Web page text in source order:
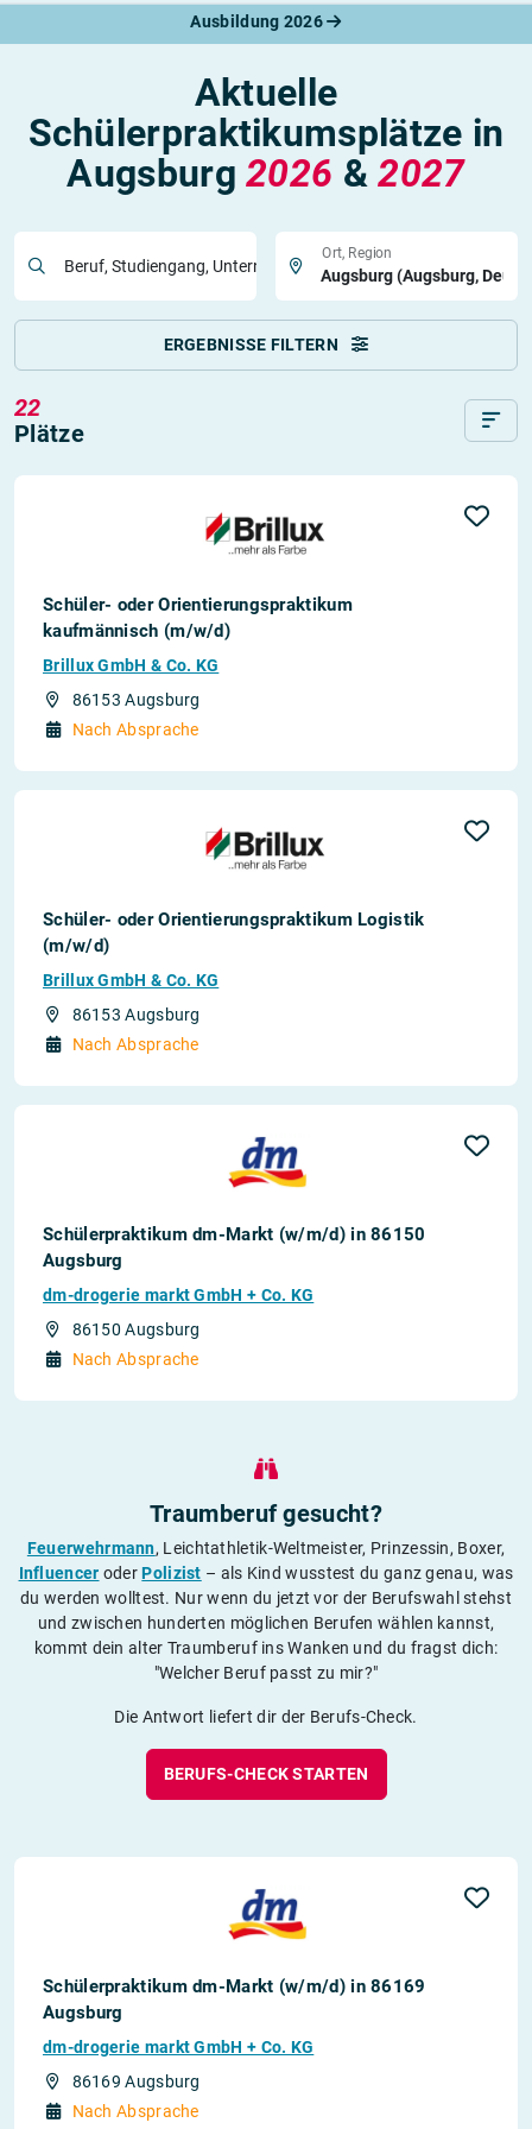
Ausbildung 2026
Aktuelle
Schülerpraktikumsplätze in
Augsburg2026 &2027
Beruf, Studiengang, Unternehmen
Ort, Region
ERGEBNISSE FILTERN
22
Plätze
Schüler- oder Orientierungspraktikum
kaufmännisch (m/w/d)
Brillux GmbH & Co. KG
86153 Augsburg
Nach Absprache
Schüler- oder Orientierungspraktikum Logistik
(m/w/d)
Brillux GmbH & Co. KG
86153 Augsburg
Nach Absprache
Schülerpraktikum dm-Markt (w/m/d) in 86150
Augsburg
dm-drogerie markt GmbH + Co. KG
86150 Augsburg
Nach Absprache
Traumberuf gesucht?
Feuerwehrmann, Leichtathletik-Weltmeister, Prinzessin, Boxer,
Influencer oderPolizist – als Kind wusstest du ganz genau, was
du werden wolltest. Nur wenn du jetzt vor der Berufswahl stehst
und zwischen hunderten möglichen Berufen wählen kannst,
kommt dein alter Traumberuf ins Wanken und du fragst dich:
"Welcher Beruf passt zu mir?"
Die Antwort liefert dir der Berufs-Check.
BERUFS-CHECK STARTEN
Schülerpraktikum dm-Markt (w/m/d) in 86169
Augsburg
dm-drogerie markt GmbH + Co. KG
86169 Augsburg
Nach Absprache